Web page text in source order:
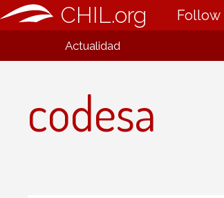
CHIL.org Follow
Actualidad
codesa